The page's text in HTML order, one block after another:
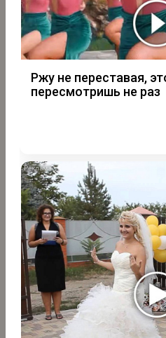
Ржу не переставая,
пересмотришь не раз